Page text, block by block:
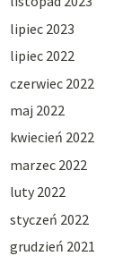
lipiec 2023
lipiec 2022
czerwiec 2022
maj 2022
kwiecień 2022
marzec 2022
luty 2022
styczeń 2022
grudzień 2021